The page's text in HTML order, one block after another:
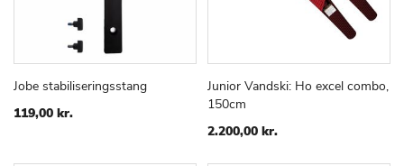
Læg i kurv
TILFØJSAMMENLIGN
Jobe stabiliseringsstang
119,00 kr.
Læg i kurv
TILFØJ
Junior Vandski: Ho excel combo,
150cm
2.200,00 kr.